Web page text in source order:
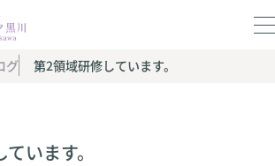
グ 第2領域研修しています。
います。